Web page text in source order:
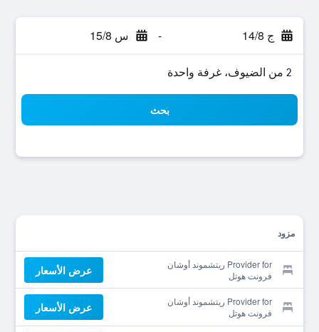
ج 14/8 - س 15/8
2 من الضيوف، غرفة واحدة
بحث
مزود
Provider for ريتشموند أوشان
فرونت هوتل
عرض الأسعار
Provider for ريتشموند أوشان
فرونت هوتل
عرض الأسعار